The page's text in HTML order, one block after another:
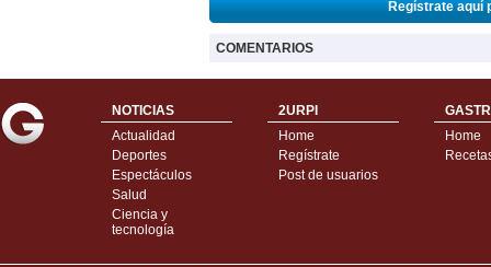
Regístrate aquí
COMENTARIOS
NOTICIAS
Actualidad
Deportes
Espectáculos
Salud
Ciencia y
tecnología
2URPI
Home
Regístrate
Post de usuarios
Home